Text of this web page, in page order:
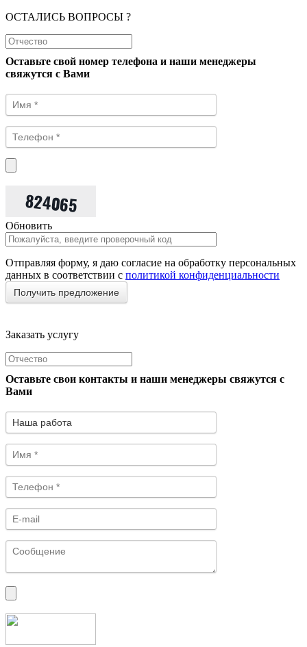
ОСТАЛИСЬ ВОПРОСЫ ?
Оставьте свой номер телефона и наши менеджеры
свяжутся с Вами
Обновить
Отправляя форму, я даю согласие на обработку персональных
данных в соответствии с политикой конфиденциальности
Заказать услугу
Оставьте свои контакты и наши менеджеры свяжутся с
Вами